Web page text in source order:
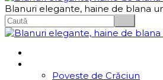
Blanuri elegante, haine de blana
Poveste de Crăciun